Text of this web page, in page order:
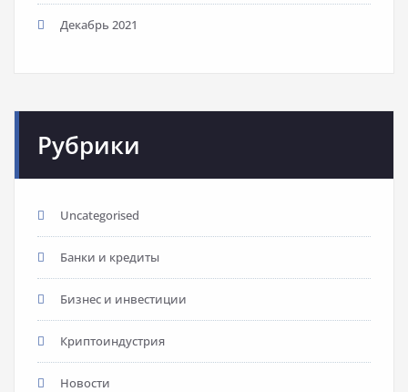
Декабрь 2021
Рубрики
Uncategorised
Банки и кредиты
Бизнес и инвестиции
Криптоиндустрия
Новости